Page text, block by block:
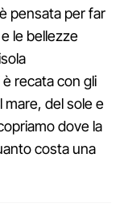
pensata per far
le bellezze
recata con gli
mare, del sole e
dove la
costa una